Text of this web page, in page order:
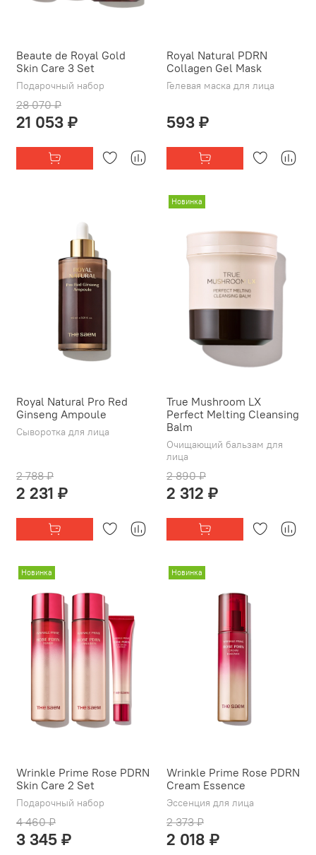
Beaute de Royal Gold
Skin Care 3 Set
Подарочный набор
28 070 ₽
21 053 ₽
Royal Natural PDRN
Collagen Gel Mask
Гелевая маска для лица
593 ₽
Royal Natural Pro Red
Ginseng Ampoule
Сыворотка для лица
2 788 ₽
2 231 ₽
Новинка
True Mushroom LX
Perfect Melting Cleansing
Balm
Очищающий бальзам для
лица
2 890 ₽
2 312 ₽
Новинка
Wrinkle Prime Rose PDRN
Skin Care 2 Set
Подарочный набор
4 460 ₽
3 345 ₽
Новинка
Wrinkle Prime Rose PDRN
Cream Essence
Эссенция для лица
2 373 ₽
2 018 ₽